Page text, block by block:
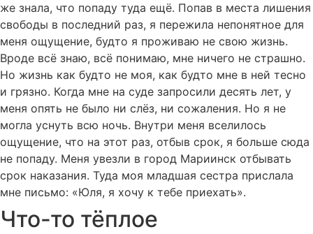
же знала, что попаду туда ещё. Попав в места лишения
свободы в последний раз, я пережила непонятное для
меня ощущение, будто я проживаю не свою жизнь.
Вроде всё знаю, всё понимаю, мне ничего не страшно.
Но жизнь как будто не моя, как будто мне в ней тесно
и грязно. Когда мне на суде запросили десять лет, у
меня опять не было ни слёз, ни сожаления. Но я не
могла уснуть всю ночь. Внутри меня вселилось
ощущение, что на этот раз, отбыв срок, я больше сюда
не попаду. Меня увезли в город Мариинск отбывать
срок наказания. Туда моя младшая сестра прислала
мне письмо: «Юля, я хочу к тебе приехать».
Что-то тёплое